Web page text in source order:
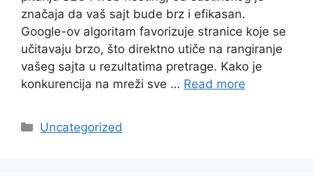
značaja da vaš sajt bude brz i efikasan.
Google-ov algoritam favorizuje stranice koje se
učitavaju brzo, što direktno utiče na rangiranje
vašeg sajta u rezultatima pretrage. Kako je
konkurencija na mreži sve … Read more
Categories
Uncategorized